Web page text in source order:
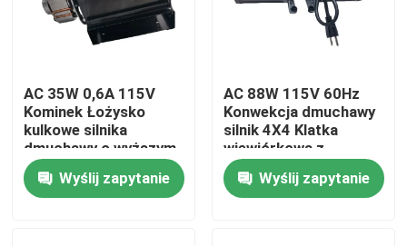
Dom
AC 35W 0,6A 115V
Kominek Łożysko
kulkowe silnika
dmuchawy o wyższym
przepływie
Wyślij zapytanie
AC 88W 115V 60Hz
Konwekcja dmuchawy
silnik 4X4 Klatka
wiewiórkowa z
obudową pomalowana
Wyślij zapytanie